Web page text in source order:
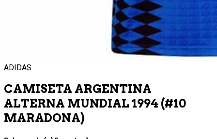
ADIDAS
CAMISETA ARGENTINA
ALTERNA MUNDIAL 1994 (#10
MARADONA)